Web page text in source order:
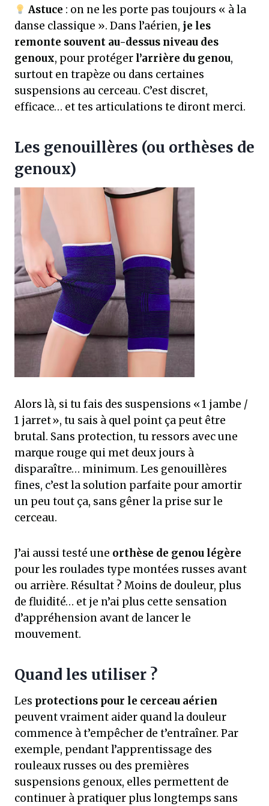
Astuce : on ne les porte pas toujours « à la
danse classique ». Dans l’aérien, je les
remonte souvent au-dessus niveau des
genoux, pour protéger l’arrière du genou,
surtout en trapèze ou dans certaines
suspensions au cerceau. C’est discret,
efficace… et tes articulations te diront merci.
Les genouillères (ou orthèses de
genoux)
Alors là, si tu fais des suspensions « 1 jambe /
1 jarret », tu sais à quel point ça peut être
brutal. Sans protection, tu ressors avec une
marque rouge qui met deux jours à
disparaître… minimum. Les genouillères
fines, c’est la solution parfaite pour amortir
un peu tout ça, sans gêner la prise sur le
cerceau.
J’ai aussi testé une orthèse de genou légère
pour les roulades type montées russes avant
ou arrière. Résultat ? Moins de douleur, plus
de fluidité… et je n’ai plus cette sensation
d’appréhension avant de lancer le
mouvement.
Quand les utiliser ?
Les protections pour le cerceau aérien
peuvent vraiment aider quand la douleur
commence à t’empêcher de t’entraîner. Par
exemple, pendant l’apprentissage des
rouleaux russes ou des premières
suspensions genoux, elles permettent de
continuer à pratiquer plus longtemps sans